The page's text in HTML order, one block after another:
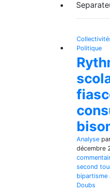
Politique
Analyse
décembre
second
bipartisme
Doubs